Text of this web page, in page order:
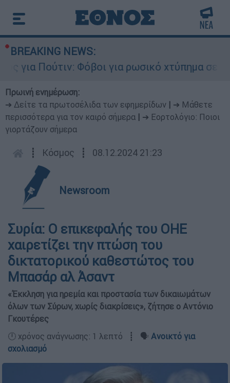
BREAKING NEWS:
για Πούτιν: Φόβοι για ρωσικό χτύπημα σε
Πρωινή ενημέρωση:
➔ Δείτε τα πρωτοσέλιδα των εφημερίδων
➔ Μάθετε
περισσότερα για τον καιρό σήμερα
➔ Εορτολόγιο: Ποιοι
γιορτάζουν σήμερα
┋ Κόσμος ┋ 08.12.2024 21:23
Newsroom
Συρία: Ο επικεφαλής του ΟΗΕ
χαιρετίζει την πτώση του
δικτατορικού καθεστώτος του
Μπασάρ αλ Άσαντ
«Έκκληση για ηρεμία και προστασία των δικαιωμάτων
όλων των Σύρων, χωρίς διακρίσεις», ζήτησε ο Αντόνιο
Γκουτέρες
🕛 χρόνος ανάγνωσης: 1 λεπτό ┋ 🗣️ Ανοικτό για
σχολιασμό